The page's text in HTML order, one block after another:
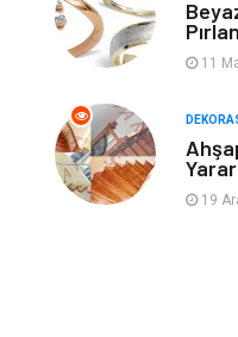
Maden ve Metal
Plastik
Bebek Giyim
11
19